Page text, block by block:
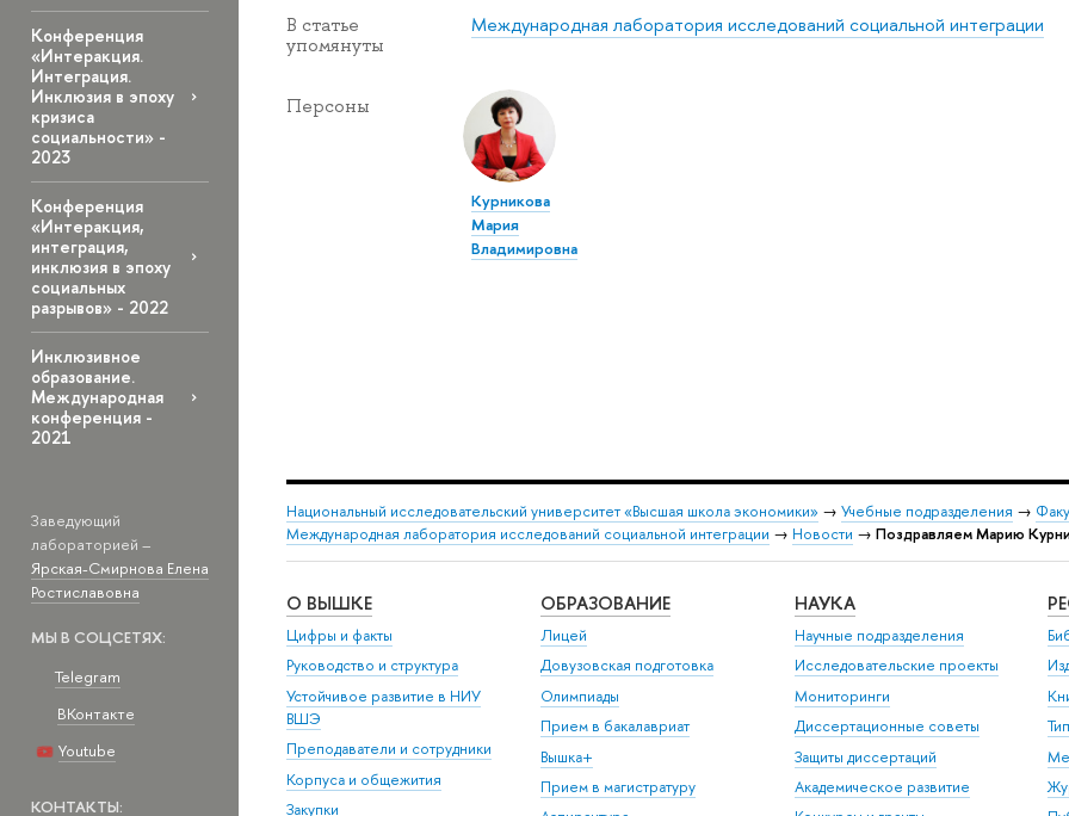
Конференция
«Интеракция.
Интеграция.
Инклюзия в эпоху
кризиса
социальности» -
2023
Конференция
«Интеракция,
интеграция,
инклюзия в эпоху
социальных
разрывов» - 2022
Инклюзивное
образование.
Международная
конференция -
2021
Заведующий
лабораторией –
Ярская-Смирнова Елена
Ростиславовна
МЫ В СОЦСЕТЯХ:
Telegram
ВКонтакте
Youtube
КОНТАКТЫ:
В статье
упомянуты
Международная лаборатория исследований социальной интеграции
Персоны
Курникова
Мария
Владимировна
Национальный исследовательский университет «Высшая школа экономики» → Учебные подразделения →
Международная лаборатория исследований социальной интеграции → Новости → Поздравляем Марию
О ВЫШКЕ
Цифры и факты
Руководство и структура
Устойчивое развитие в НИУ
ВШЭ
Преподаватели и сотрудники
Корпуса и общежития
Закупки
ОБРАЗОВАНИЕ
Лицей
Довузовская подготовка
Олимпиады
Прием в бакалавриат
Вышка+
Прием в магистратуру
НАУКА
Научные подразделения
Исследовательские проекты
Мониторинги
Диссертационные советы
Защиты диссертаций
Академическое развитие